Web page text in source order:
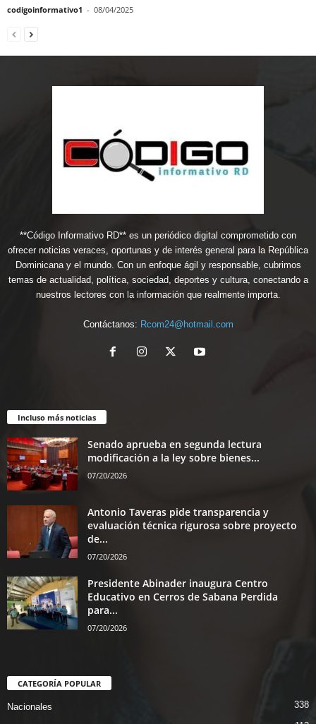
codigoinformativo1 - 08/04/2025
**Código Informativo RD** es un periódico digital comprometido con
ofrecer noticias veraces, oportunas y de interés general para la República
Dominicana y el mundo. Con un enfoque ágil y responsable, cubrimos
temas de actualidad, política, sociedad, deportes y cultura, conectando a
nuestros lectores con la información que realmente importa.
Contáctanos: Rcom24@hotmail.com
Incluso más noticias
Senado aprueba en segunda lectura
modificación a la ley sobre bienes...
07/20/2026
Antonio Taveras pide transparencia y
evaluación técnica rigurosa sobre proyecto
de...
07/20/2026
Presidente Abinader inaugura Centro
Educativo en Cerros de Sabana Perdida
para...
07/20/2026
CATEGORÍA POPULAR
Nacionales 338